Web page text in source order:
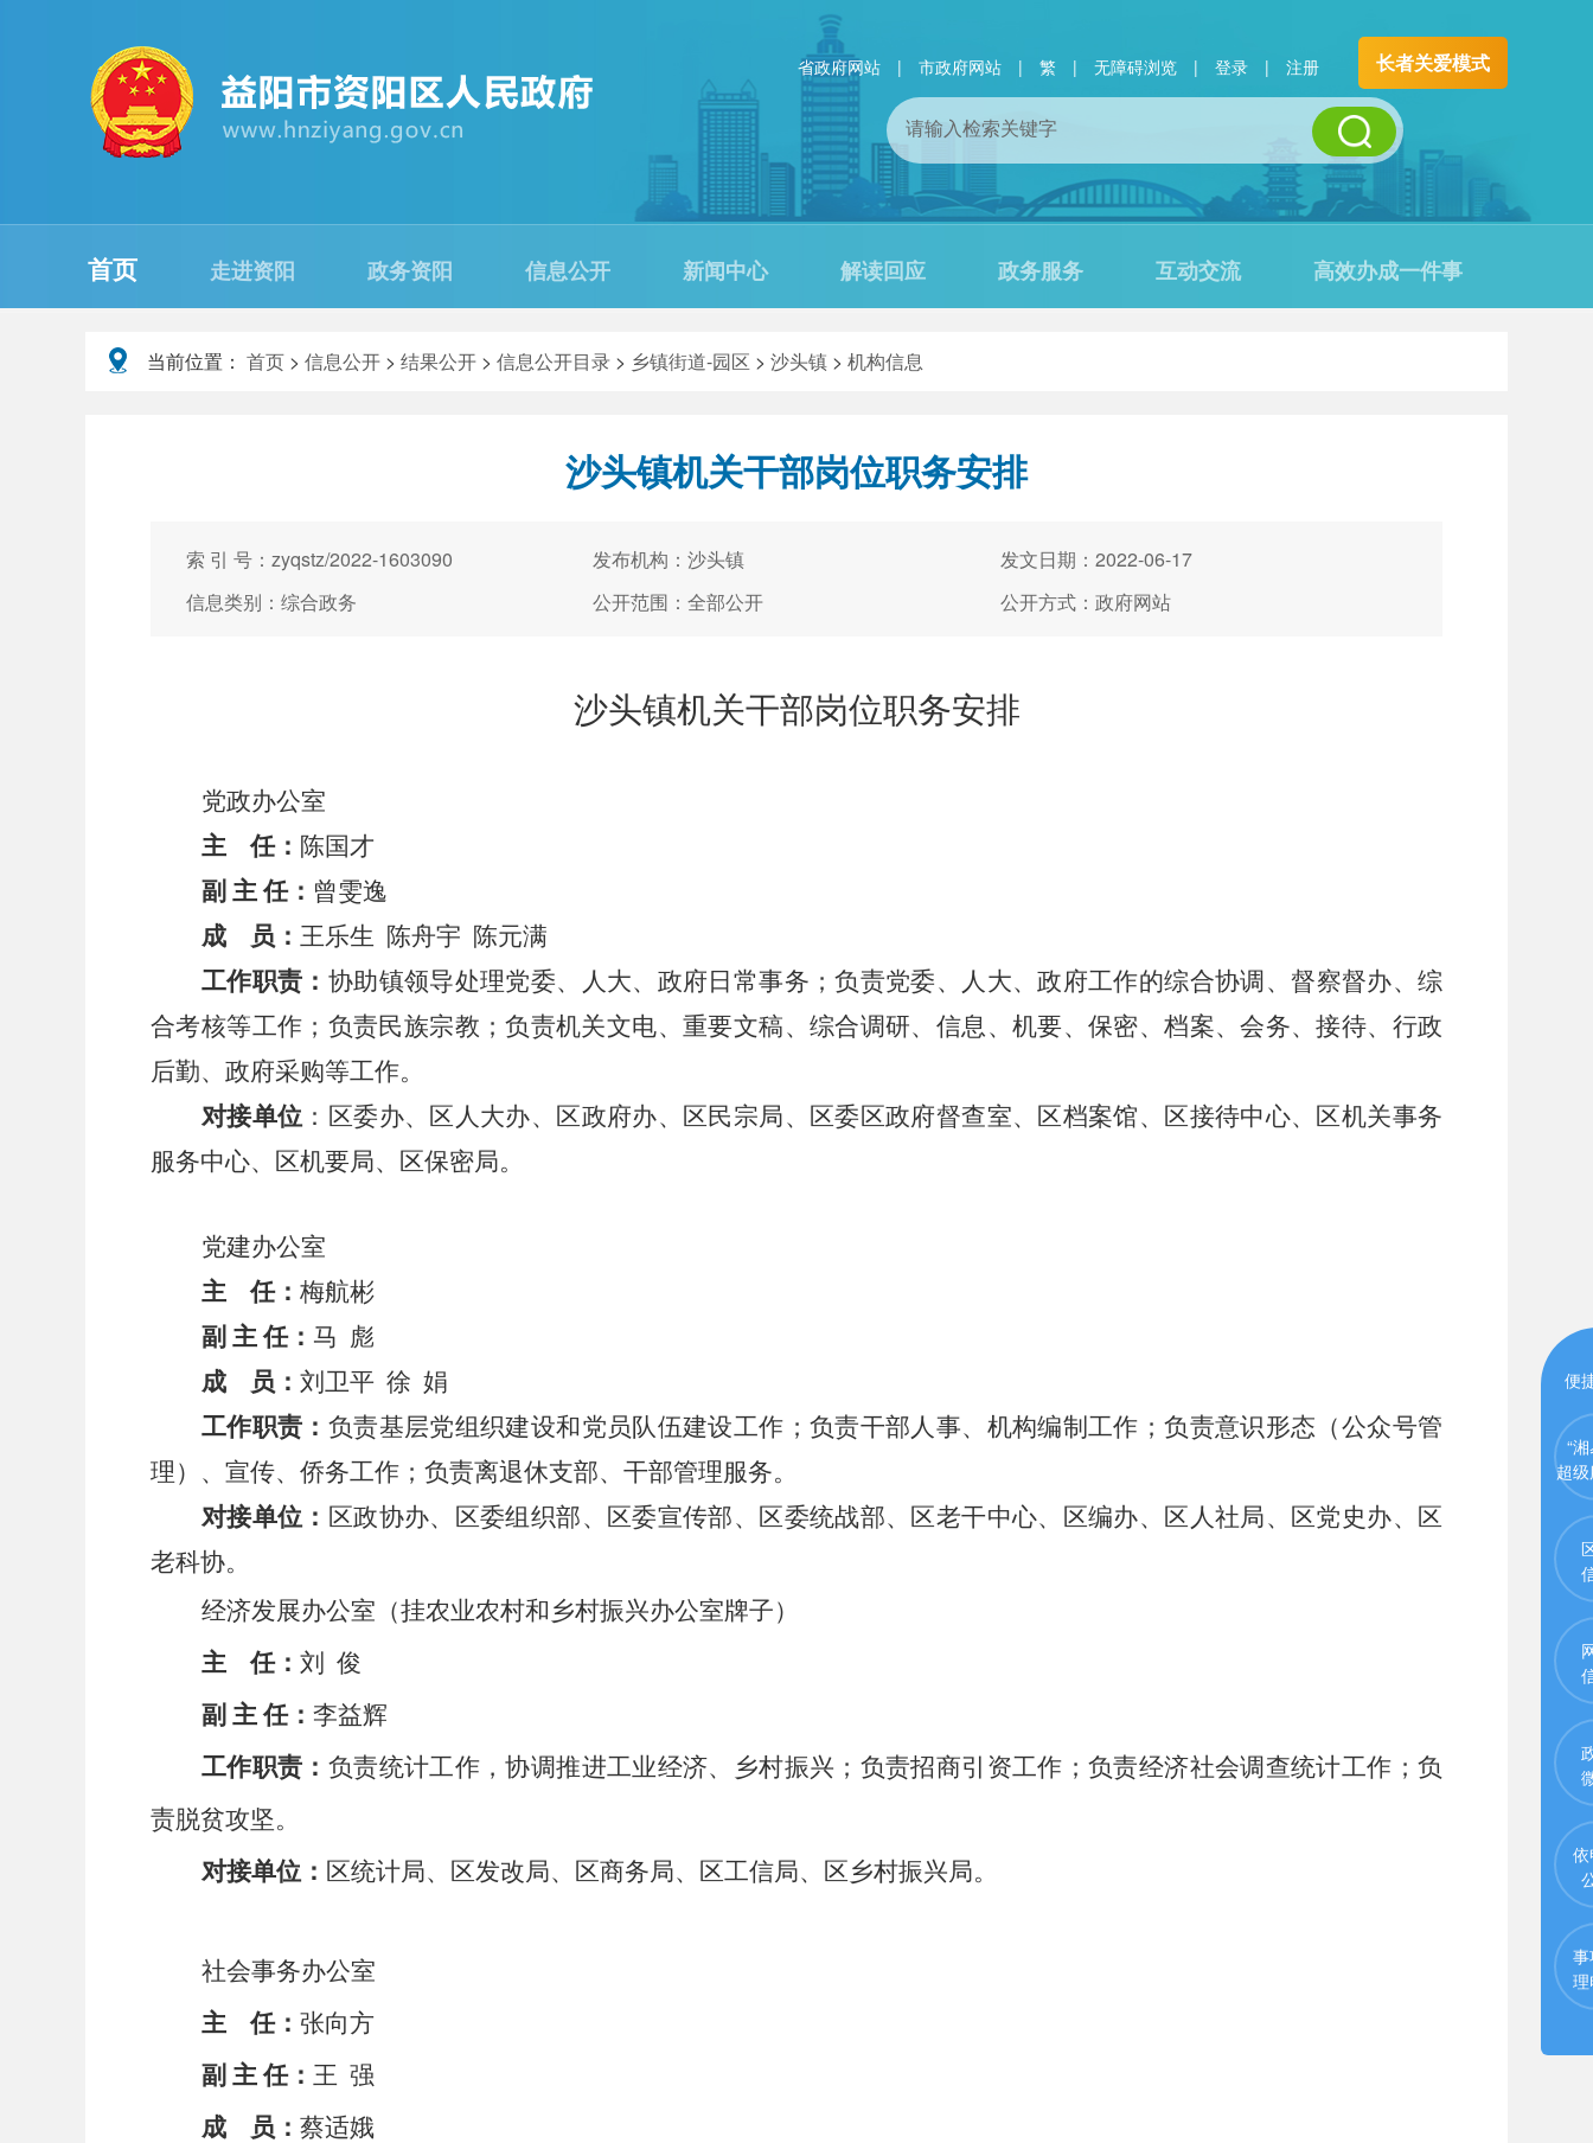
省政府网站 | 市政府网站 | 繁 | 无障碍浏览 | 登录 | 注册 长者关爱模式
首页 走进资阳 政务资阳 信息公开 新闻中心 解读回应 政务服务 互动交流 高效办成一件事
当前位置： 首页 > 信息公开 > 结果公开 > 信息公开目录 > 乡镇街道-园区 > 沙头镇 > 机构信息
沙头镇机关干部岗位职务安排
索 引 号：zyqstz/2022-1603090 发布机构：沙头镇
发文日期：2022-06-17
信息类别：综合政务
公开范围：全部公开 公开方式：政府网站
沙头镇机关干部岗位职务安排
党政办公室
主
任： 陈国才
副 主 任： 曾雯逸
成
员： 王乐生 陈舟宇 陈元满
工作职责： 协助镇领导处理党委、人大、政府日常事务；负责党委、人大、政府工作的综合协调、督察督办、综
合考核等工作；负责民族宗教；负责机关文电、重要文稿、综合调研、信息、机要、保密、档案、会务、接待、行政
后勤、政府采购等工作。
对接单位 ：区委办、区人大办、区政府办、区民宗局、区委区政府督查室、区档案馆、区接待中心、区机关事务
服务中心、区机要局、区保密局。
党建办公室
主
任： 梅航彬
副 主 任： 马 彪
成
员： 刘卫平 徐 娟
工作职责： 负责基层党组织建设和党员队伍建设工作 ；负责干部人事、机构编制工作；负责意识形态（公众号管
理）、宣传、侨务工作；负责离退休支部、干部管理服务。
对接单位： 区政协办、区委组织部、区委宣传部、区委统战部、区老干中心、区编办、区人社局、区党史办、区
老科协。
经济发展办公室（挂农业农村和 乡村振兴办公室牌子）
主
任： 刘
俊
副 主 任： 李益辉
工作职责： 负责统计工作，协调推进工业经济、乡村振兴；负责招商引资工作；负责经济社会调查统计工作；负
责脱贫攻坚。
对接单位： 区统计局、 区发改局、 区商务局、区工信局、区乡村振兴局。
社会事务办公室
主
任： 张向方
副 主 任： 王 强
成
员： 蔡适娥
便
“
超